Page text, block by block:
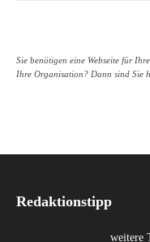
Sie benötigen eine Webseite für
Ihre Organisation? Dann sind Sie
Redaktionstipp
weitere